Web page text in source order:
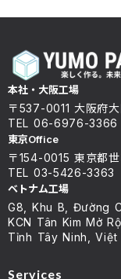
本社・大阪工場
〒537-0011 大阪府
TEL 06-6976-3366
東京Office
〒154-0015 東京都
TEL 03-5426-3363
ベトナム工場
G8, Khu B, Đường
KCN Tân Kim Mở
Tỉnh Tây Ninh, Việt
Services